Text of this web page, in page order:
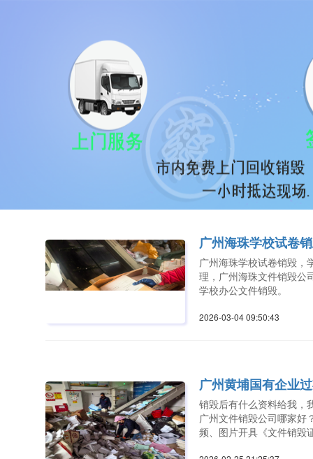
广州海珠学校试卷
广州海珠学校试卷销毁，
理，广州海珠文件销毁公
学校办公文件销毁。​
2026-03-04 09:50:43
广州黄埔国有企业
销毁后有什么资料给我，
广州文件销毁公司哪家好
频、图片开具《文件销毁